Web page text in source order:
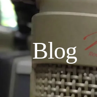
Blog